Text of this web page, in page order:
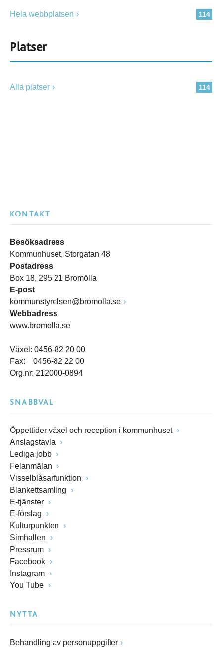
114
Hela webbplatsen
Platser
114
Alla platser
KONTAKT
Besöksadress
Kommunhuset, Storgatan 48
Postadress
Box 18, 295 21 Bromölla
E-post
kommunstyrelsen@bromolla.se
Webbadress
www.bromolla.se
Växel: 0456-82 20 00
Fax: 0456-82 22 00
Org.nr: 212000-0894
SNABBVAL
Öppettider växel och reception i kommunhuset
Anslagstavla
Lediga jobb
Felanmälan
Visselblåsarfunktion
Blankettsamling
E-tjänster
E-förslag
Kulturpunkten
Simhallen
Pressrum
Facebook
Instagram
You Tube
NYTTA
Behandling av personuppgifter